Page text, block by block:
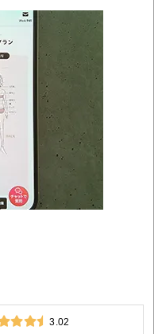
3.02